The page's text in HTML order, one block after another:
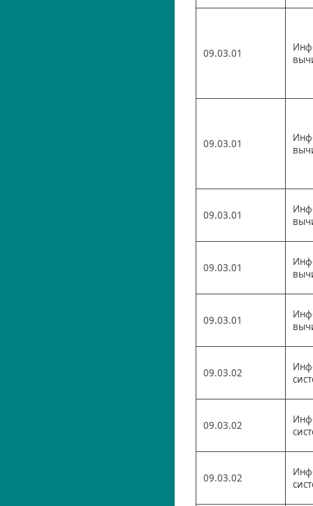
09.03.01
09.03.01
09.03.01
09.03.01
09.03.01
09.03.02
09.03.02
09.03.02